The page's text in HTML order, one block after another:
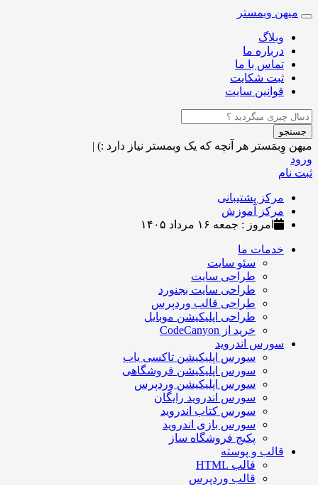
Toggle
navigation
میهن وبمستر
وبلاگ
درباره ما
تماس با ما
ثبت شکایت
قوانین سایت
جستجو
میهن وِبمَستر هر آنچه که یک وبمستر نیاز دارد :) |
ورود
ثبت نام
مرکز پشتیبانی
مرکز آموزش
امروز : جمعه ۱۶ مرداد ۱۴۰۵
خدمات ما
سئو سایت
طراحی سایت
طراحی سایت بجنورد
طراحی قالب وردپرس
طراحی اپلیکیشن موبایل
خرید از CodeCanyon
سورس اندروید
سورس اپلیکیشن تاکسی یاب
سورس اپلیکیشن فروشگاهی
سورس اپلیکیشن وردپرس
سورس اندروید رایگان
سورس کتاب اندروید
سورس بازی اندروید
پکیج فروشگاه ساز
قالب و پوسته
قالب HTML
قالب وردپرس